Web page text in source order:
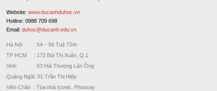
Website: www.ducanhduhoc.vn
Hotline: 0988 709 698
Email: duhoc@ducanh.edu.vn
Hà Nội : 54 – 56 Tuệ Tĩnh
TP HCM : 172 Bùi Thị Xuân, Q.1
Vinh : 63 Hải Thượng Lãn Ông
Quảng Ngãi: 01 Trần Thị Hiệp
Viên Chăn : Tòa nhà Iconic, Phonxay